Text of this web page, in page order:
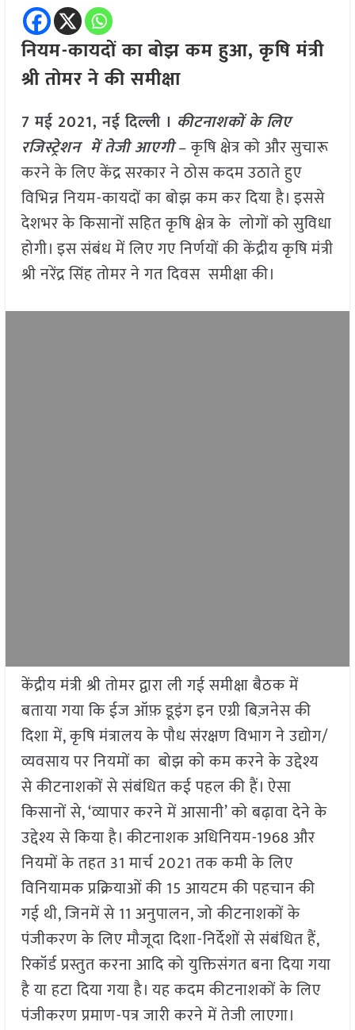
नियम-कायदों का बोझ कम हुआ, कृषि मंत्री
श्री तोमर ने की समीक्षा
7 मई 2021, नई दिल्ली । कीटनाशकों के लिए
रजिस्ट्रेशन में तेजी आएगी– कृषि क्षेत्र को और सुचारू
करने के लिए केंद्र सरकार ने ठोस कदम उठाते हुए
विभिन्न नियम-कायदों का बोझ कम कर दिया है। इससे
देशभर के किसानों सहित कृषि क्षेत्र के लोगों को सुविधा
होगी। इस संबंध में लिए गए निर्णयों की केंद्रीय कृषि मंत्री
श्री नरेंद्र सिंह तोमर ने गत दिवस समीक्षा की।
केंद्रीय मंत्री श्री तोमर द्वारा ली गई समीक्षा बैठक में
बताया गया कि ईज ऑफ़ डूइंग इन एग्री बिज़नेस की
दिशा में, कृषि मंत्रालय के पौध संरक्षण विभाग ने उद्योग/
व्यवसाय पर नियमों का बोझ को कम करने के उद्देश्य
से कीटनाशकों से संबंधित कई पहल की हैं। ऐसा
किसानों से, ‘व्यापार करने में आसानी’ को बढ़ावा देने के
उद्देश्य से किया है। कीटनाशक अधिनियम-1968 और
नियमों के तहत 31 मार्च 2021 तक कमी के लिए
विनियामक प्रक्रियाओं की 15 आयटम की पहचान की
गई थी, जिनमें से 11 अनुपालन, जो कीटनाशकों के
पंजीकरण के लिए मौजूदा दिशा-निर्देशों से संबंधित हैं,
रिकॉर्ड प्रस्तुत करना आदि को युक्तिसंगत बना दिया गया
है या हटा दिया गया है। यह कदम कीटनाशकों के लिए
पंजीकरण प्रमाण-पत्र जारी करने में तेजी लाएगा।